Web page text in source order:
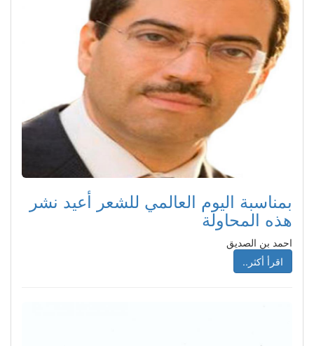
بمناسبة اليوم العالمي للشعر أعيد نشر
هذه المحاولة
احمد بن الصديق
اقرأ أكثر..